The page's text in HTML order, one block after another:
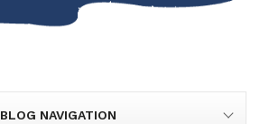
BLOG NAVIGATION